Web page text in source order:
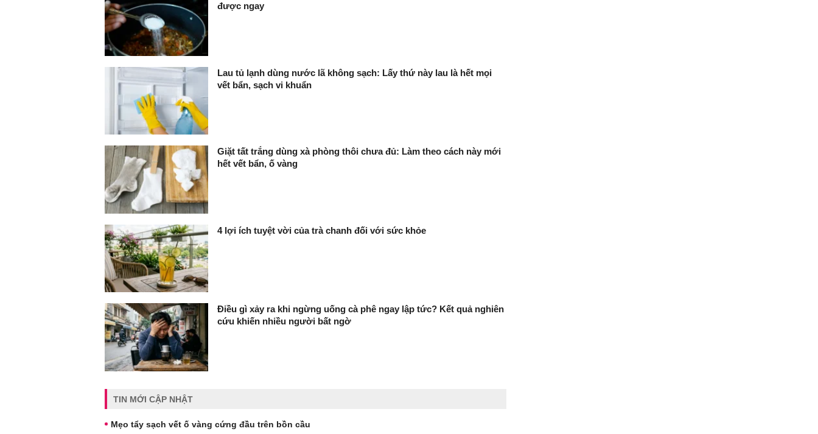
được ngay
Lau tủ lạnh dùng nước lã không sạch: Lấy thứ này lau là hết mọi
vết bẩn, sạch vi khuẩn
Giặt tất trắng dùng xà phòng thôi chưa đủ: Làm theo cách này mới
hết vết bẩn, ố vàng
4 lợi ích tuyệt vời của trà chanh đối với sức khỏe
Điều gì xảy ra khi ngừng uống cà phê ngay lập tức? Kết quả nghiên
cứu khiến nhiều người bất ngờ
TIN MỚI CẬP NHẬT
Mẹo tẩy sạch vết ố vàng cứng đầu trên bồn cầu